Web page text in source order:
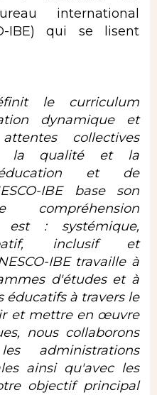
international
IBE) qui se lisent
le curriculum
dynamique et
collectives
la qualité et la
et de
IBE base son
est :
systémique,
inclusif et
IBE travaille à
d'études et à
éducatifs à travers le
et mettre en œuvre
nous collaborons
administrations
ainsi qu'avec les
objectif principal